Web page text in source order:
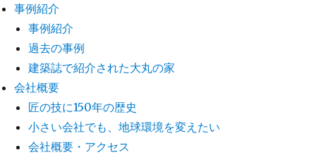
事例紹介
事例紹介
過去の事例
建築誌で紹介された大丸の家
会社概要
匠の技に150年の歴史
小さい会社でも、地球環境を変えたい
会社概要・アクセス